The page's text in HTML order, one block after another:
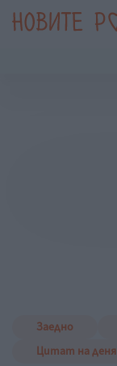
Заедно
Цитат на деня